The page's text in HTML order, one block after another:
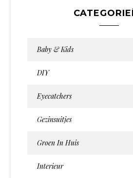
Baby & Kids
DIY
Eyecatchers
Gezinsuitjes
Groen In Huis
Interieur